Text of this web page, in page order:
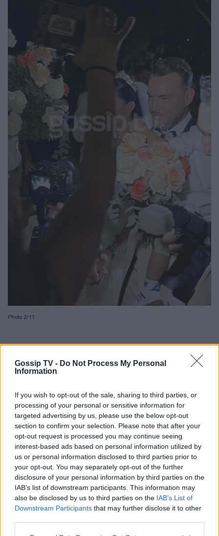
Gossip TV - Do Not Process My Personal
Information
If you wish to opt-out of the sale, sharing to third parties, or
processing of your personal or sensitive information for
targeted advertising by us, please use the below opt-out
section to confirm your selection. Please note that after your
opt-out request is processed you may continue seeing
interest-based ads based on personal information utilized by
us or personal information disclosed to third parties prior to
your opt-out. You may separately opt-out of the further
disclosure of your personal information by third parties on the
IAB’s list of downstream participants. This information may
also be disclosed by us to third parties on the IAB’s List of
Downstream Participants that may further disclose it to other
Photo 2/11